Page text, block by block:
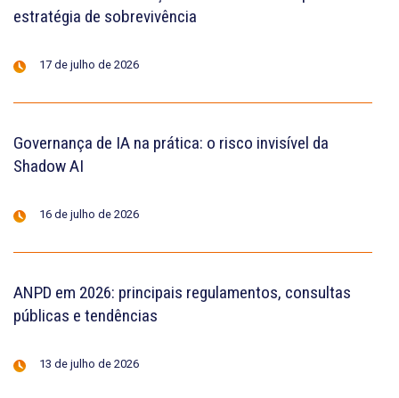
estratégia de sobrevivência
17 de julho de 2026
Governança de IA na prática: o risco invisível da
Shadow AI
16 de julho de 2026
ANPD em 2026: principais regulamentos, consultas
públicas e tendências
13 de julho de 2026